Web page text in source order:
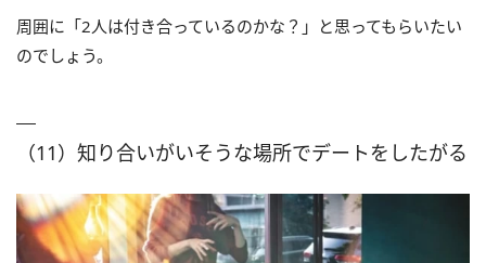
周囲に「2人は付き合っているのかな？」と思ってもらいたい
のでしょう。
（11）知り合いがいそうな場所でデートをしたがる